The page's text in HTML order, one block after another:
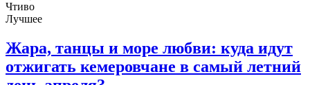
Чтиво
Лучшее
Жара, танцы и море любви: куда идут
отжигать кемеровчане в самый летний